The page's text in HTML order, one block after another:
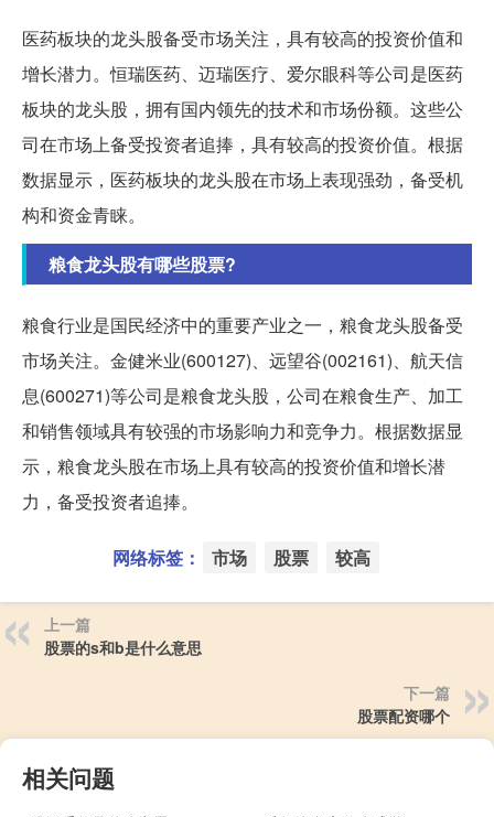
医药板块的龙头股备受市场关注，具有较高的投资价值和
增长潜力。恒瑞医药、迈瑞医疗、爱尔眼科等公司是医药
板块的龙头股，拥有国内领先的技术和市场份额。这些公
司在市场上备受投资者追捧，具有较高的投资价值。根据
数据显示，医药板块的龙头股在市场上表现强劲，备受机
构和资金青睐。
粮食龙头股有哪些股票?
粮食行业是国民经济中的重要产业之一，粮食龙头股备受
市场关注。金健米业(600127)、远望谷(002161)、航天信
息(600271)等公司是粮食龙头股，公司在粮食生产、加工
和销售领域具有较强的市场影响力和竞争力。根据数据显
示，粮食龙头股在市场上具有较高的投资价值和增长潜
力，备受投资者追捧。
网络标签： 市场 股票 较高
上一篇
股票的s和b是什么意思
下一篇
股票配资哪个
相关问题